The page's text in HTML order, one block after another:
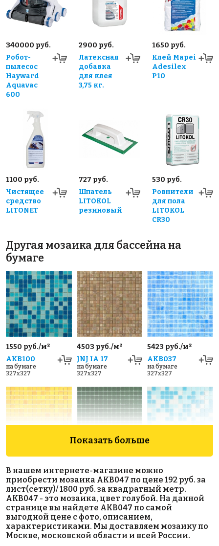
340000 руб.
Робот-
пылесос
Hayward
Aquavac
600
2900 руб.
Латексная
добавка
для клея
3,75 кг.
1650 руб.
Клей Mapei
Adesilex
P10
1100 руб.
Чистящее
средство
LITONET
727 руб.
Шпатель
LITOKOL
резиновый
530 руб.
Ровнители
для пола
LITOKOL
CR30
Другая мозаика для бассейна на
бумаге
1550 руб./м²
AKB100
на бумаге
327x327
4503 руб./м²
JNJ IA 17
на бумаге
327x327
5423 руб./м²
AKB037
на бумаге
327x327
AKB034
на бумаге
327x327
AKB072
на бумаге
327x327
AKB012
на бумаге
327x327
Показать больше
В нашем интернете-магазине можно
приобрести мозаика AKB047 по цене 192 руб. за
лист(сетку)/ 1800 руб. за квадратный метр.
AKB047 - это мозаика, цвет голубой. На данной
странице вы найдете AKB047 по самой
выгодной цене с фото, описанием,
характеристиками. Мы доставляем мозаику по
Москве, московской области и всей России.